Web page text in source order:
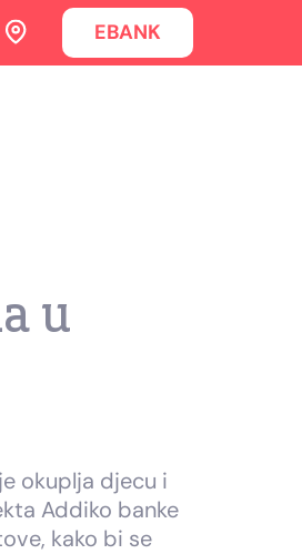
EBANK
u
okuplja djecu i
Addiko banke
kako bi se